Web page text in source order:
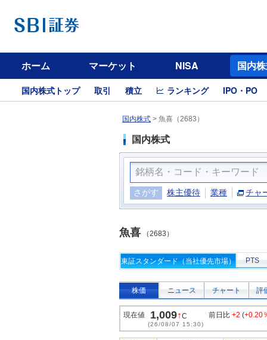
ホーム マーケット NISA 国内
国内株式トップ 取引 積立 ランキング IPO・PO
国内株式 > 魚喜（2683）
国内株式
さがす 株主優待 業種 チャ
魚喜 （2683）
東証スタンダード（当社優先市場） PTS
株価 ニュース チャート 評
現在値 1,009↑C
(26/08/07 15:30)
前日比 +2 (+0.20